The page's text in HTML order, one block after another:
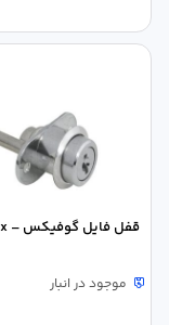
قفل فایل گوفیکس – Gofix
موجود در انبار